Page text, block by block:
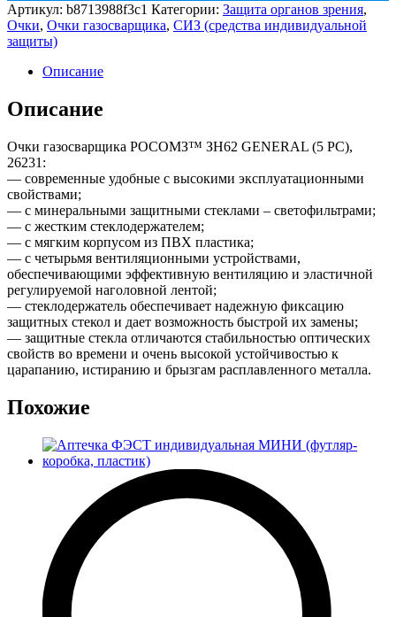
Артикул: b8713988f3c1 Категории: Защита органов зрения,
Очки, Очки газосварщика, СИЗ (средства индивидуальной
защиты)
Описание
Описание
Очки газосварщика РОСОМЗ™ ЗН62 GENERAL (5 PC),
26231:
— современные удобные с высокими эксплуатационными
свойствами;
— с минеральными защитными стеклами – светофильтрами;
— с жестким стеклодержателем;
— с мягким корпусом из ПВХ пластика;
— с четырьмя вентиляционными устройствами,
обеспечивающими эффективную вентиляцию и эластичной
регулируемой наголовной лентой;
— стеклодержатель обеспечивает надежную фиксацию
защитных стекол и дает возможность быстрой их замены;
— защитные стекла отличаются стабильностью оптических
свойств во времени и очень высокой устойчивостью к
царапанию, истиранию и брызгам расплавленного металла.
Похожие